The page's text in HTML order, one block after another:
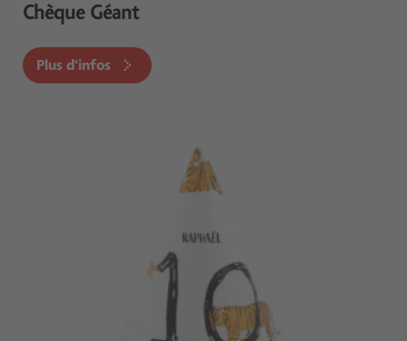
Chèque Géant
Plus d'infos